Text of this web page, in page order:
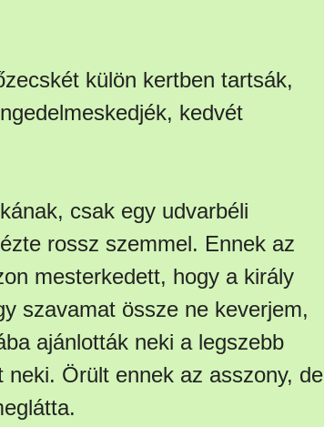
külön kertben tartsák,
kedvét
csak egy udvarbéli
rossz szemmel. Ennek az
mesterkedett, hogy a király
szavamat össze ne keverjem,
ajánlották neki a legszebb
Örült ennek az asszony, de